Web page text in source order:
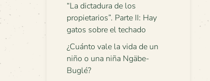
“La dictadura de los
propietarios”. Parte II: Hay
gatos sobre el techado
¿Cuánto vale la vida de un
niño o una niña Ngäbe-
Buglé?